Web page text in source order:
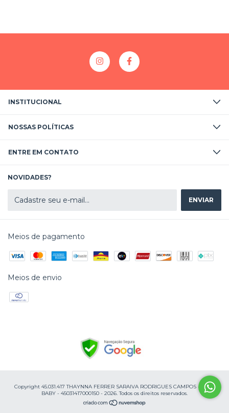
INSTITUCIONAL
NOSSAS POLÍTICAS
ENTRE EM CONTATO
NOVIDADES?
Meios de pagamento
Meios de envio
Copyright 45.031.417 THAYNNA FERRER SARAIVA RODRIGUES CAMPOS - CAJU
BABY - 45031417000150 - 2026. Todos os direitos reservados.